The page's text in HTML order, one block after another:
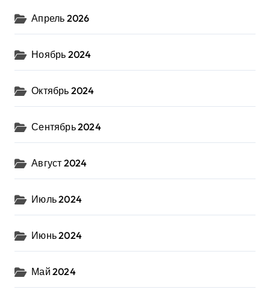
Апрель 2026
Ноябрь 2024
Октябрь 2024
Сентябрь 2024
Август 2024
Июль 2024
Июнь 2024
Май 2024